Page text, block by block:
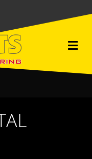
M
e
u